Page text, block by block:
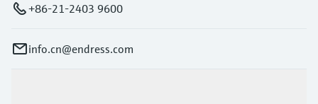
+86-21-2403 9600
info.cn@endress.com